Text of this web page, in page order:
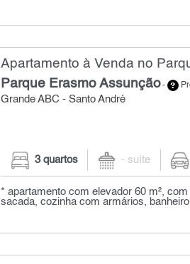
Apartamento à Venda no
Parque Erasmo Assunção-
Grande ABC - Santo André
3 quartos - suíte
* apartamento com elevador 60 m²,
sacada, cozinha com armários,